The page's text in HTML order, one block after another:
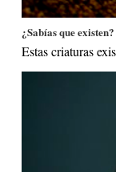
¿Sabías que existen?
Estas criaturas